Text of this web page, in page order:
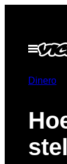
Open
menu
Dinero